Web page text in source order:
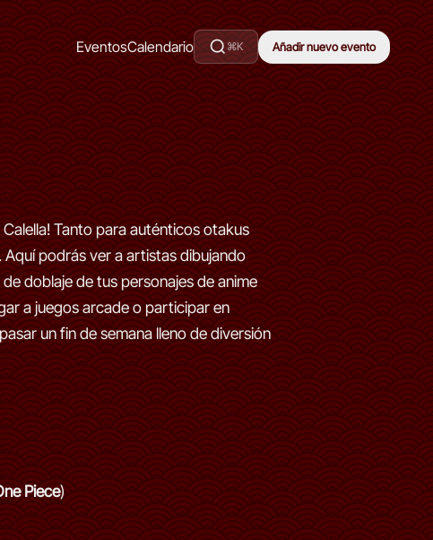
EventosCalendario ⌘K Añadir nuevo evento
Tanto para auténticos otakus
podrás ver a artistas dibujando
doblaje de tus personajes de anime
a juegos arcade o participar en
un fin de semana lleno de diversión
Piece)